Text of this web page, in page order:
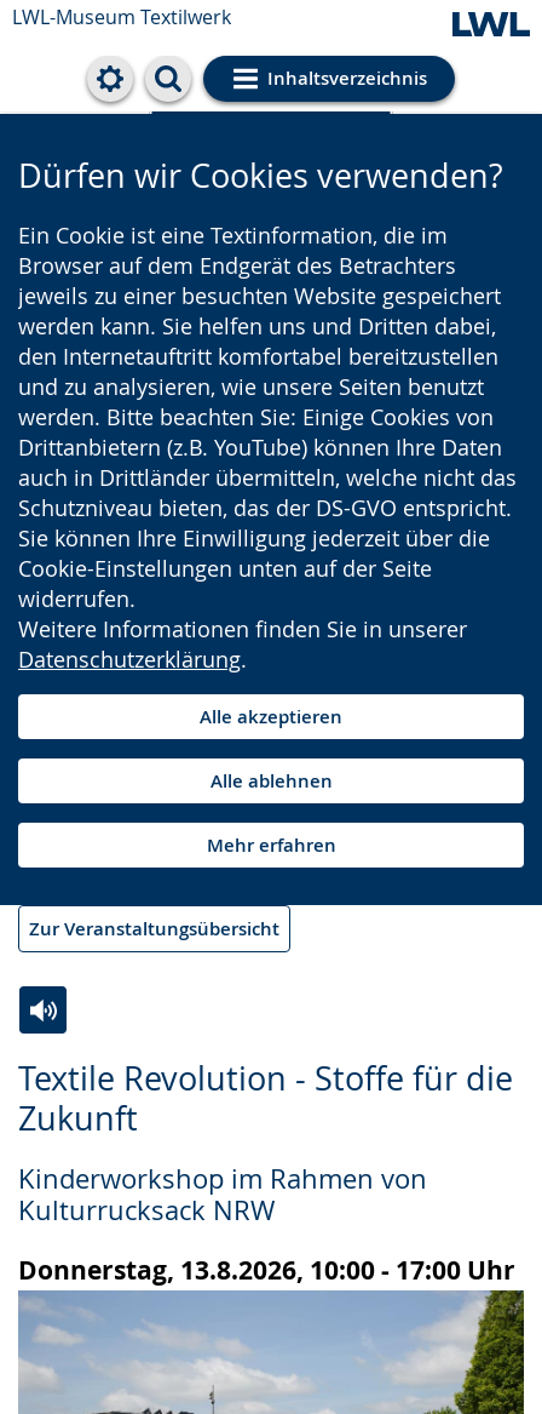
LWL-Museum Textilwerk
Inhaltsverzeichnis
Cookie-Einstellungen
Dürfen wir Cookies verwenden?
Ein Cookie ist eine Textinformation, die im
Browser auf dem Endgerät des Betrachters
jeweils zu einer besuchten Website gespeichert
werden kann. Sie helfen uns und Dritten dabei,
den Internetauftritt komfortabel bereitzustellen
und zu analysieren, wie unsere Seiten benutzt
werden. Bitte beachten Sie: Einige Cookies von
Drittanbietern (z.B. YouTube) können Ihre Daten
auch in Drittländer übermitteln, welche nicht das
Schutzniveau bieten, das der DS-GVO entspricht.
Sie können Ihre Einwilligung jederzeit über die
Cookie-Einstellungen unten auf der Seite
widerrufen.
Weitere Informationen finden Sie in unserer
Datenschutzerklärung.
Alle akzeptieren
Alle ablehnen
Mehr erfahren
Zur Veranstaltungsübersicht
Textile Revolution - Stoffe für die
Zukunft
Kinderworkshop im Rahmen von
Kulturrucksack NRW
Donnerstag, 13.8.2026, 10:00 - 17:00 Uhr
Leichten
Sprache
Audio-
Unterstützung.
Video
in
Gebärdensprache
wird
angezeigt.